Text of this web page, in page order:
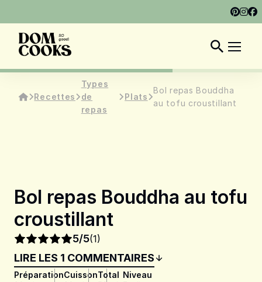
FR
Recettes
Types
de
repas
Plats
Bol repas Bouddha
au tofu croustillant
Bol repas Bouddha au tofu
croustillant
5/5(1)
LIRE LES 1 COMMENTAIRES
PréparationCuissonTotal Niveau